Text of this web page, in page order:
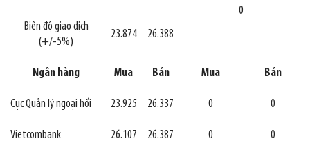
0
Biên độ giao dịch
(+/-5%)
23.874 26.388
Ngân hàng Mua Bán Mua Bán
Cục Quản lý ngoại hối 23.925 26.337 0 0
Vietcombank 26.107 26.387 0 0